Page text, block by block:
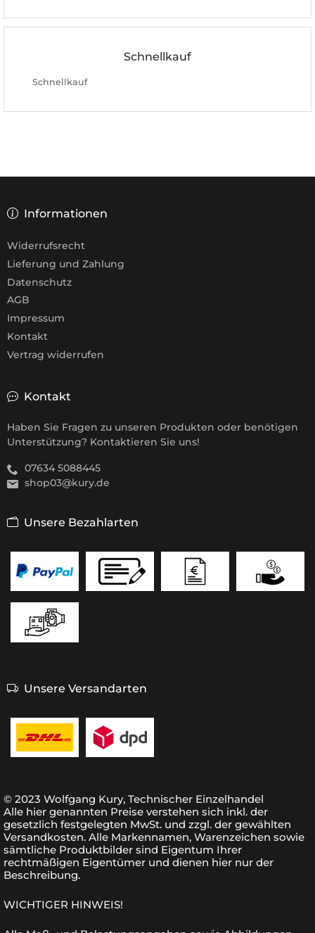
Schnellkauf
Schnellkauf
Informationen
Widerrufsrecht
Lieferung und Zahlung
Datenschutz
AGB
Impressum
Kontakt
Vertrag widerrufen
Kontakt
Haben Sie Fragen zu unseren Produkten oder benötigen
Unterstützung? Kontaktieren Sie uns!
07634 5088445
shop03@kury.de
Unsere Bezahlarten
Unsere Versandarten
© 2023 Wolfgang Kury, Technischer Einzelhandel
Alle hier genannten Preise verstehen sich inkl. der
gesetzlich festgelegten MwSt. und zzgl. der gewählten
Versandkosten. Alle Markennamen, Warenzeichen sowie
sämtliche Produktbilder sind Eigentum Ihrer
rechtmäßigen Eigentümer und dienen hier nur der
Beschreibung.
WICHTIGER HINWEIS!